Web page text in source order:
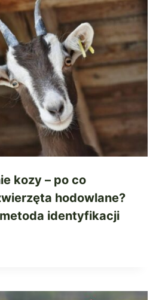
kozy – po co
hodowlane?
identyfikacji